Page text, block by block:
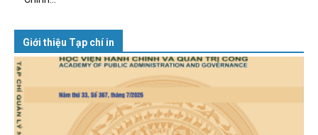
Giới thiệu Tạp chí in